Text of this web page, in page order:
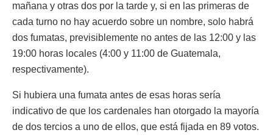
mañana y otras dos por la tarde y, si en las primeras de
cada turno no hay acuerdo sobre un nombre, solo habrá
dos fumatas, previsiblemente no antes de las 12:00 y las
19:00 horas locales (4:00 y 11:00 de Guatemala,
respectivamente).
Si hubiera una fumata antes de esas horas sería
indicativo de que los cardenales han otorgado la mayoría
de dos tercios a uno de ellos, que está fijada en 89 votos.